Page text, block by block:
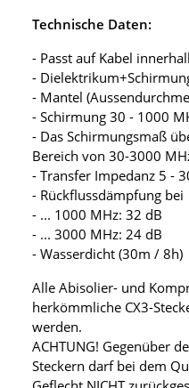
Technische Daten:
- Passt auf Kabel
-
- Mantel
- Schirmung 30 - 1000
- Das Schirmungsmaß
Bereich von 30-3000
- Transfer Impedanz 5 -
- Rückflussdämpfung bei
- ... 1000 MHz: 32 dB
- ... 3000 MHz: 24 dB
- Wasserdicht (30m / 8h)
Alle Abisolier- und
herkömmliche CX3-
werden.
ACHTUNG! Gegenüber
Steckern darf bei dem